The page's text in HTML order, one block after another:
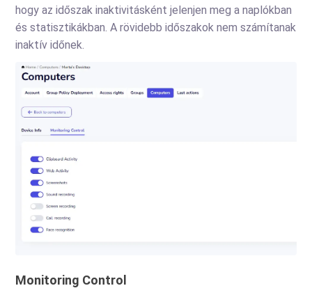
hogy az időszak inaktivitásként jelenjen meg a naplókban
és statisztikákban. A rövidebb időszakok nem számítanak
inaktív időnek.
Monitoring Control